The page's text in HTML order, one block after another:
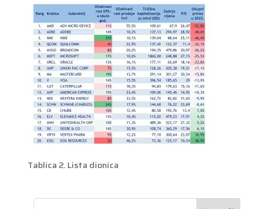
Tablica 2. Lista dionica